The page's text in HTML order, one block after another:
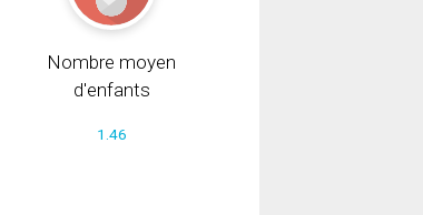
Nombre moyen
d'enfants
1.46